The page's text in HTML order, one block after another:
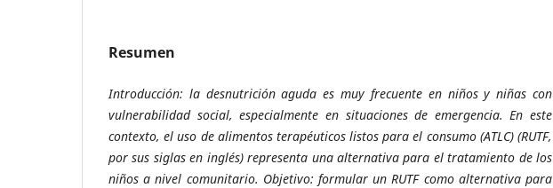
Resumen
Introducción: la desnutrición aguda es muy frecuente en niños y niñas con
vulnerabilidad social, especialmente en situaciones de emergencia. En este
contexto, el uso dealimentos terapéuticos listos para el consumo (ATLC) (RUTF,
por sus siglas en inglés) representa una alternativa para el tratamiento de los
niños a nivel comunitario. Objetivo: formular un RUTF como alternativa para